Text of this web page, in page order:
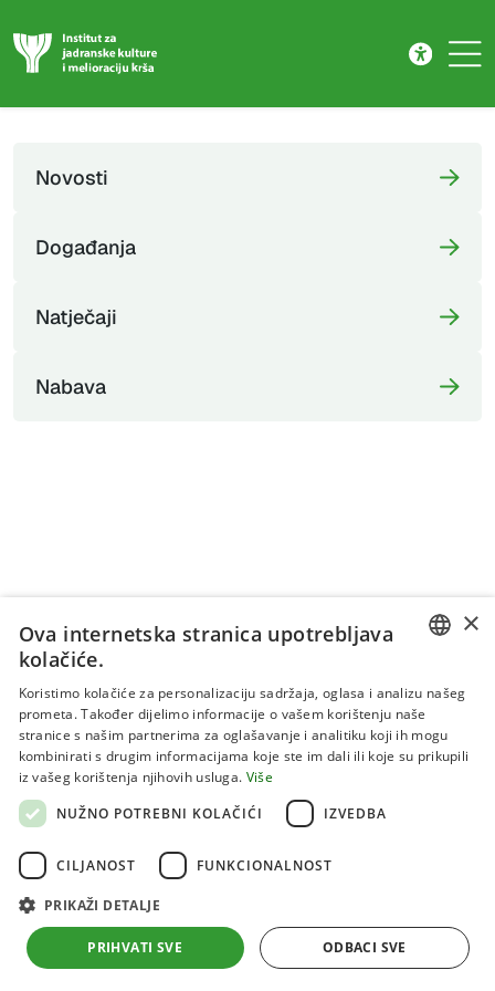
Novosti
Događanja
Natječaji
Nabava
Uvjeti korištenja
Politika privatnosti
Kolačići
melioraciju krša
ENGLISH
×
Ova internetska stranica upotrebljava
kolačiće.
Koristimo kolačiće za personalizaciju sadržaja, oglasa i analizu našeg
prometa. Također dijelimo informacije o vašem korištenju naše
stranice s našim partnerima za oglašavanje i analitiku koji ih mogu
kombinirati s drugim informacijama koje ste im dali ili koje su prikupili
iz vašeg korištenja njihovih usluga. Više
NUŽNO POTREBNI KOLAČIĆI
IZVEDBA
CILJANOST FUNKCIONALNOST
PRIKAŽI DETALJE
PRIHVATI SVE ODBACI SVE